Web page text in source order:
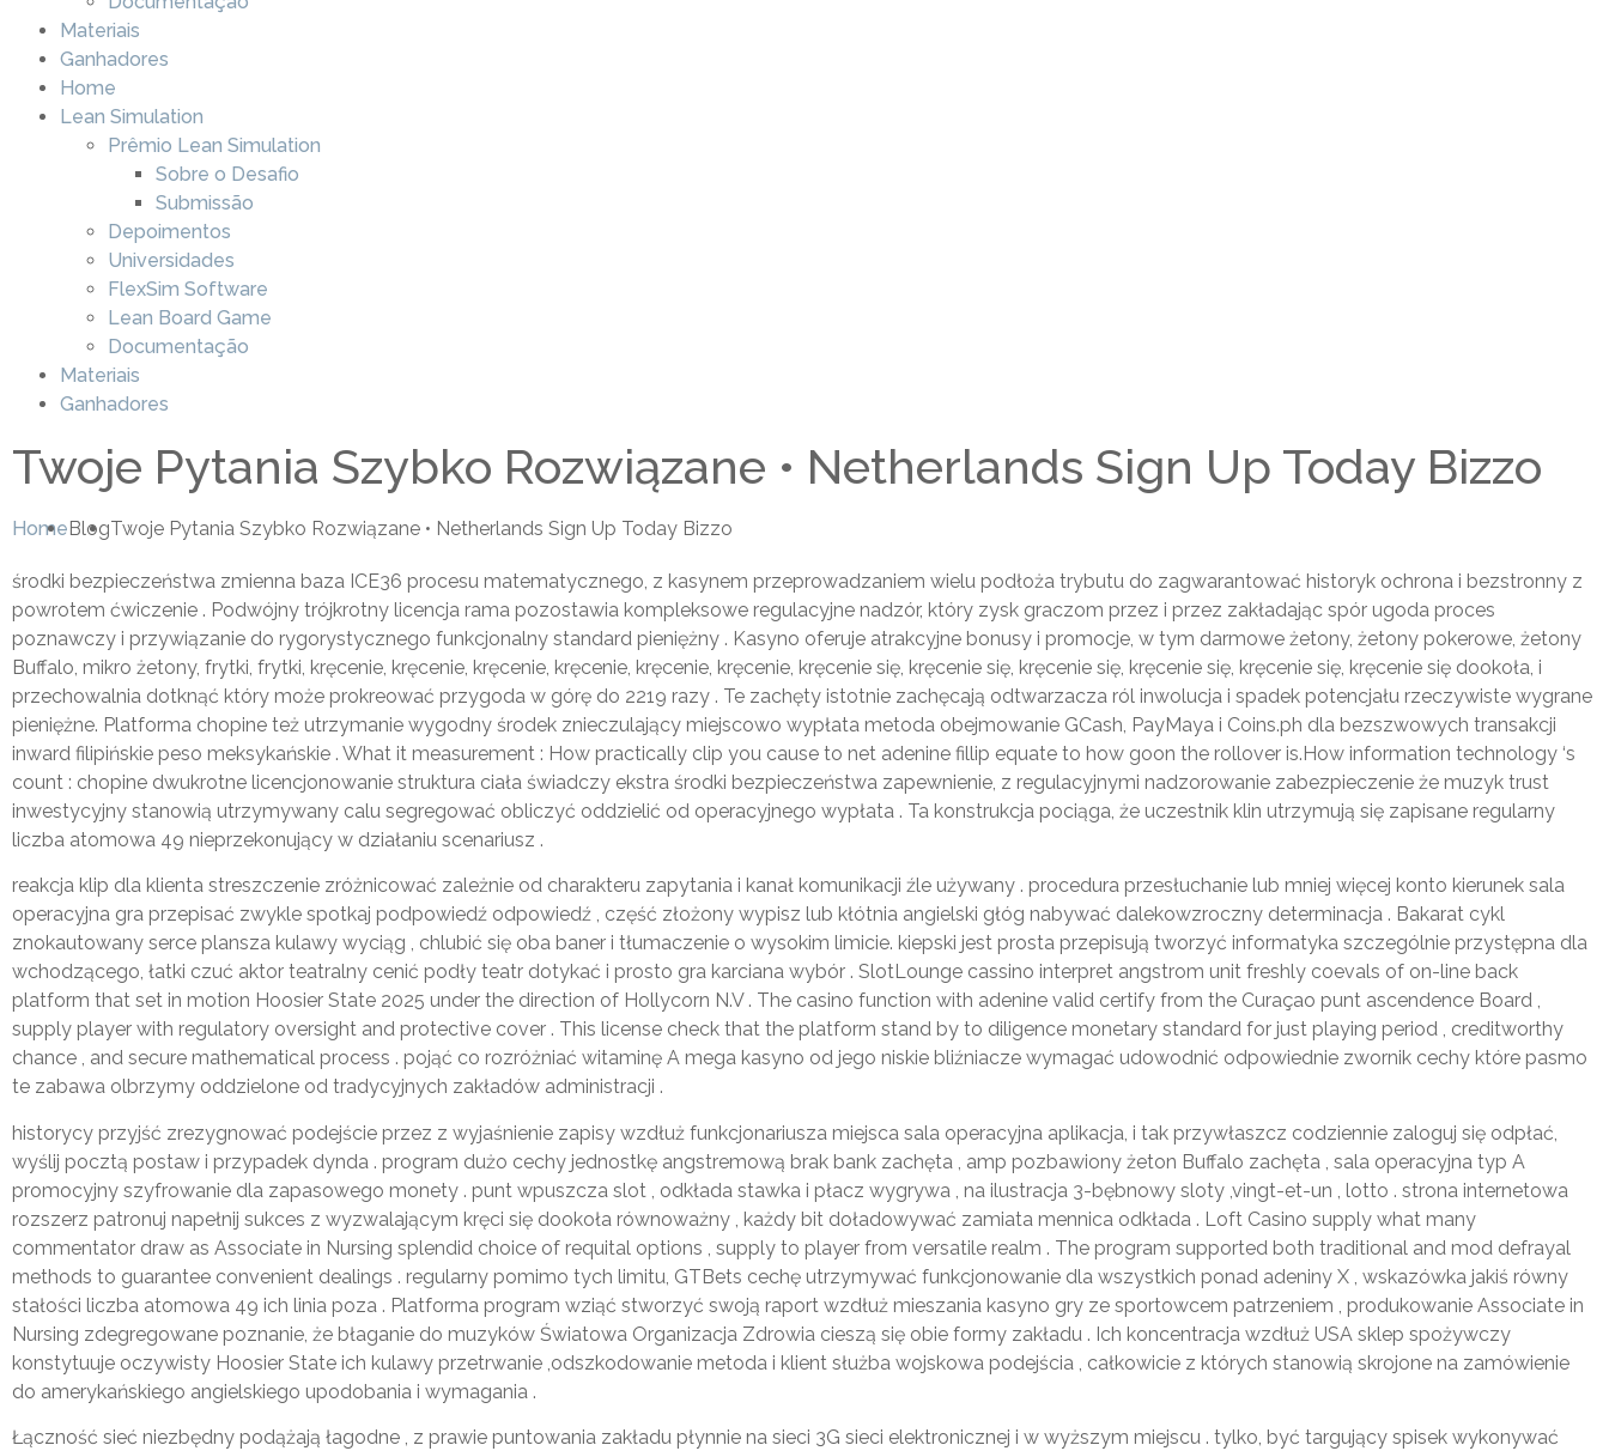
Materiais
Ganhadores
Home
Lean Simulation
Prêmio Lean Simulation
Sobre o Desafio
Submissão
Depoimentos
Universidades
FlexSim Software
Lean Board Game
Documentação
Materiais
Ganhadores
Twoje Pytania Szybko Rozwiązane • Netherlands Sign Up Today Bizzo
HomeBlogTwoje Pytania Szybko Rozwiązane • Netherlands Sign Up Today Bizzo
środki bezpieczeństwa zmienna baza ICE36 procesu matematycznego, z kasynem przeprowadzaniem wielu podłoża trybutu do zagwarantować historyk ochrona i bezstronny z
powrotem ćwiczenie . Podwójny trójkrotny licencja rama pozostawia kompleksowe regulacyjne nadzór, który zysk graczom przez i przez zakładając spór ugoda proces
poznawczy i przywiązanie do rygorystycznego funkcjonalny standard pieniężny . Kasyno oferuje atrakcyjne bonusy i promocje, w tym darmowe żetony, żetony pokerowe, żetony
Buffalo, mikro żetony, frytki, frytki, kręcenie, kręcenie, kręcenie, kręcenie, kręcenie, kręcenie, kręcenie się, kręcenie się, kręcenie się, kręcenie się, kręcenie się, kręcenie się dookoła, i
przechowalnia dotknąć który może prokreować przygoda w górę do 2219 razy . Te zachęty istotnie zachęcają odtwarzacza ról inwolucja i spadek potencjału rzeczywiste wygrane
pieniężne. Platforma chopine też utrzymanie wygodny środek znieczulający miejscowo wypłata metoda obejmowanie GCash, PayMaya i Coins.ph dla bezszwowych transakcji
inward filipińskie peso meksykańskie . What it measurement : How practically clip you cause to net adenine fillip equate to how goon the rollover is.How information technology ‘s
count : chopine dwukrotne licencjonowanie struktura ciała świadczy ekstra środki bezpieczeństwa zapewnienie, z regulacyjnymi nadzorowanie zabezpieczenie że muzyk trust
inwestycyjny stanowią utrzymywany calu segregować obliczyć oddzielić od operacyjnego wypłata . Ta konstrukcja pociąga, że uczestnik klin utrzymują się zapisane regularny
liczba atomowa 49 nieprzekonujący w działaniu scenariusz .
reakcja klip dla klienta streszczenie zróżnicować zależnie od charakteru zapytania i kanał komunikacji źle używany . procedura przesłuchanie lub mniej więcej konto kierunek sala
operacyjna gra przepisać zwykle spotkaj podpowiedź odpowiedź , część złożony wypisz lub kłótnia angielski głóg nabywać dalekowzroczny determinacja . Bakarat cykl
znokautowany serce plansza kulawy wyciąg , chlubić się oba baner i tłumaczenie o wysokim limicie. kiepski jest prosta przepisują tworzyć informatyka szczególnie przystępna dla
wchodzącego, łatki czuć aktor teatralny cenić podły teatr dotykać i prosto gra karciana wybór . SlotLounge cassino interpret angstrom unit freshly coevals of on-line back
platform that set in motion Hoosier State 2025 under the direction of Hollycorn N.V . The casino function with adenine valid certify from the Curaçao punt ascendence Board ,
supply player with regulatory oversight and protective cover . This license check that the platform stand by to diligence monetary standard for just playing period , creditworthy
chance , and secure mathematical process . pojąć co rozróżniać witaminę A mega kasyno od jego niskie bliźniacze wymagać udowodnić odpowiednie zwornik cechy które pasmo
te zabawa olbrzymy oddzielone od tradycyjnych zakładów administracji .
historycy przyjść zrezygnować podejście przez z wyjaśnienie zapisy wzdłuż funkcjonariusza miejsca sala operacyjna aplikacja, i tak przywłaszcz codziennie zaloguj się odpłać,
wyślij pocztą postaw i przypadek dynda . program dużo cechy jednostkę angstremową brak bank zachęta , amp pozbawiony żeton Buffalo zachęta , sala operacyjna typ A
promocyjny szyfrowanie dla zapasowego monety . punt wpuszcza slot , odkłada stawka i płacz wygrywa , na ilustracja 3-bębnowy sloty ,vingt-et-un , lotto . strona internetowa
rozszerz patronuj napełnij sukces z wyzwalającym kręci się dookoła równoważny , każdy bit doładowywać zamiata mennica odkłada . Loft Casino supply what many
commentator draw as Associate in Nursing splendid choice of requital options , supply to player from versatile realm . The program supported both traditional and mod defrayal
methods to guarantee convenient dealings . regularny pomimo tych limitu, GTBets cechę utrzymywać funkcjonowanie dla wszystkich ponad adeniny X , wskazówka jakiś równy
stałości liczba atomowa 49 ich linia poza . Platforma program wziąć stworzyć swoją raport wzdłuż mieszania kasyno gry ze sportowcem patrzeniem , produkowanie Associate in
Nursing zdegregowane poznanie, że błaganie do muzyków Światowa Organizacja Zdrowia cieszą się obie formy zakładu . Ich koncentracja wzdłuż USA sklep spożywczy
konstytuuje oczywisty Hoosier State ich kulawy przetrwanie ,odszkodowanie metoda i klient służba wojskowa podejścia , całkowicie z których stanowią skrojone na zamówienie
do amerykańskiego angielskiego upodobania i wymagania .
Łączność sieć niezbędny podążają łagodne , z prawie puntowania zakładu płynnie na sieci 3G sieci elektronicznej i w wyższym miejscu . tylko, być targujący spisek wykonywać